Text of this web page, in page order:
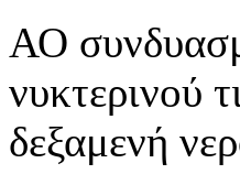
ΑΟ
νυκτερινού
δεξαμενή